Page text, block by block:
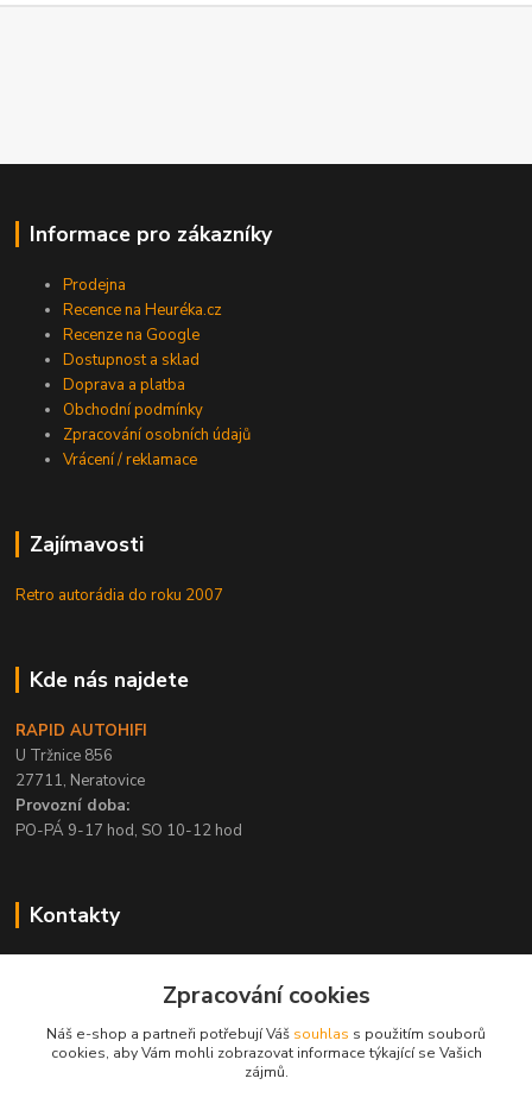
Informace pro zákazníky
Prodejna
Recence na Heuréka.cz
Recenze na Google
Dostupnost a sklad
Doprava a platba
Obchodní podmínky
Zpracování osobních údajů
Vrácení / reklamace
Zajímavosti
Retro autorádia do roku 2007
Kde nás najdete
RAPID AUTOHIFI
U Tržnice 856
27711, Neratovice
Provozní doba:
PO-PÁ 9-17 hod, SO 10-12 hod
Kontakty
PO-PÁ / 9-17 hod, SO 10-12 hod
info@rapid-autohifi.com
Zpracování cookies
Náš e-shop a partneři potřebují Váš souhlas s použitím souborů
cookies, aby Vám mohli zobrazovat informace týkající se Vašich
zájmů.